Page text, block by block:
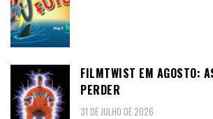
FILMTWIST EM AGOSTO:
PERDER
31 DE JULHO DE 2026